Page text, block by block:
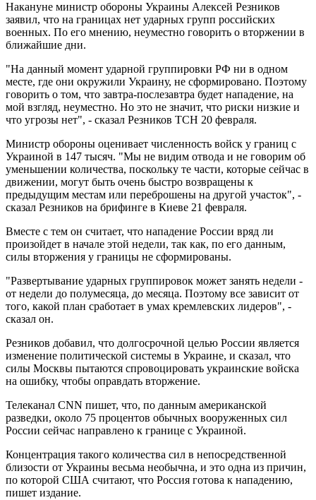
Накануне министр обороны Украины Алексей Резников
заявил, что на границах нет ударных групп российских
военных. По его мнению, неуместно говорить о вторжении в
ближайшие дни.
"На данный момент ударной группировки РФ ни в одном
месте, где они окружили Украину, не сформировано. Поэтому
говорить о том, что завтра-послезавтра будет нападение, на
мой взгляд, неуместно. Но это не значит, что риски низкие и
что угрозы нет", - сказал Резников ТСН 20 февраля.
Министр обороны оценивает численность войск у границ с
Украиной в 147 тысяч. "Мы не видим отвода и не говорим об
уменьшении количества, поскольку те части, которые сейчас в
движении, могут быть очень быстро возвращены к
предыдущим местам или переброшены на другой участок", -
сказал Резников на брифинге в Киеве 21 февраля.
Вместе с тем он считает, что нападение России вряд ли
произойдет в начале этой недели, так как, по его данным,
силы вторжения у границы не сформированы.
"Развертывание ударных группировок может занять недели -
от недели до полумесяца, до месяца. Поэтому все зависит от
того, какой план сработает в умах кремлевских лидеров", -
сказал он.
Резников добавил, что долгосрочной целью России является
изменение политической системы в Украине, и сказал, что
силы Москвы пытаются спровоцировать украинские войска
на ошибку, чтобы оправдать вторжение.
Телеканал CNN пишет, что, по данным американской
разведки, около 75 процентов обычных вооруженных сил
России сейчас направлено к границе с Украиной.
Концентрация такого количества сил в непосредственной
близости от Украины весьма необычна, и это одна из причин,
по которой США считают, что Россия готова к нападению,
пишет издание.